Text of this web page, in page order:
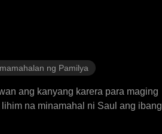
ng Pamilya
ang kanyang karera para maging
na minamahal ni Saul ang ibang